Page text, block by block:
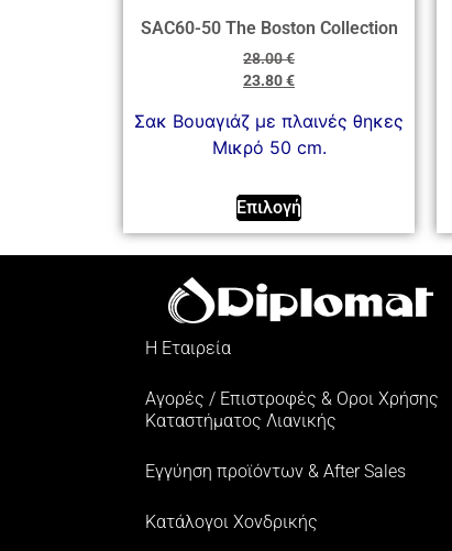
SAC60-50 The Boston Collection
28.00€
23.80€
Σακ Βουαγιάζ με πλαινές θηκες
Μικρό 50 cm.
Επιλογή
Η Εταιρεία
Αγορές / Επιστροφές & Oροι Xρήσης
Kαταστήματος Λιανικής
Εγγύηση προϊόντων & After Sales
Κατάλογοι Χονδρικής